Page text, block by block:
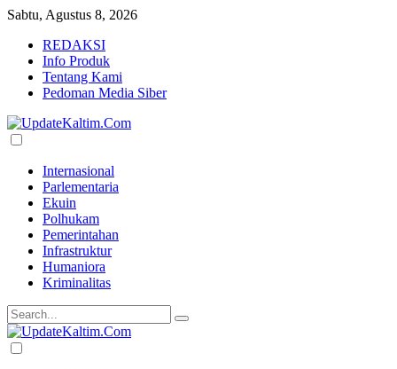
Sabtu, Agustus 8, 2026
REDAKSI
Info Produk
Tentang Kami
Pedoman Media Siber
Internasional
Parlementaria
Ekuin
Polhukam
Pemerintahan
Infrastruktur
Humaniora
Kriminalitas